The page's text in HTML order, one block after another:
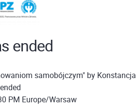
ended
samobójczym" by Konstancja
PM Europe/Warsaw